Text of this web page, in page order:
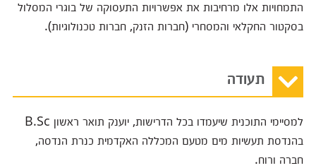
התמחויות אלו מרחיבות את אפשרויות התעסוקה של בוגרי המסלול
בסקטור החקלאי והמסחרי (חברות הזנק, חברות טכנולוגיות).
תעודה
למסיימי התוכנית שיעמדו בכל הדרישות, יוענק תואר ראשון B.Sc
בהנדסת תעשיות מים מטעם המכללה האקדמית כנרת הנדסה,
חברה ורוח.